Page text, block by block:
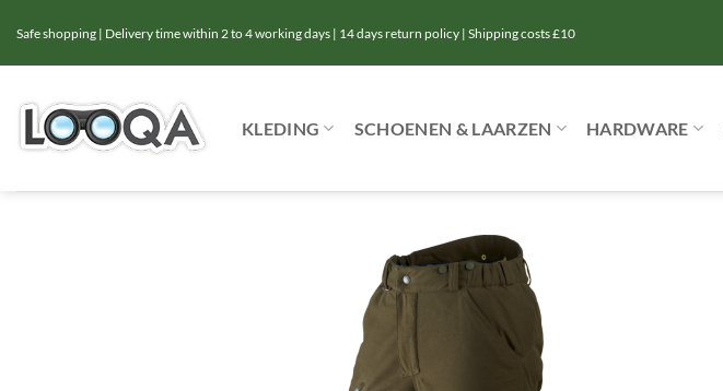
naar
inhoud
Safe shopping | Delivery time within 2 to 4 working days | 14 days return policy | Shipping costs £10
KLEDING SCHOENEN & LAARZEN HARDWARE